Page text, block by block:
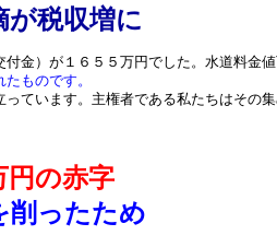
収増に
金）が１６５５万円でした。水道料金値
ものです。
ています。主権者である私たちはその
の赤字
削ったため